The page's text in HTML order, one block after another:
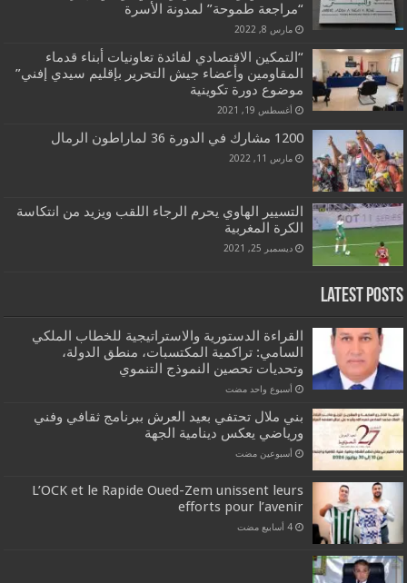
“مراجعة طموحة” لمدونة الأسرة
مارس 8, 2022
“التمكين الاقتصادي لفائدة تعاونيات أبناء قدماء
المقاومين وأعضاء جيش التحرير بإقليم سيدي إفني”
موضوع دورة تكوينية
أغسطس 19, 2021
1200 مشارك في الدورة 36 لماراطون الرمال
مارس 11, 2022
التسيير الهاوي يحرم الرجاء اللقب ويزيد من انتكاسة
الكرة المغربية
ديسمبر 25, 2021
Latest Posts
القراءة الدستورية والاستراتيجية للخطاب الملكي
السامي: تراكمية المكتسبات، منطق الدولة،
وتحديات تحصين النموذج التنموي
‏أسبوع واحد مضت
بني ملال تحتفي بعيد العرش ببرنامج ثقافي وفني
ورياضي يعكس دينامية الجهة
‏أسبوعين مضت
L’OCK et le Rapide Oued-Zem unissent leurs
efforts pour l’avenir
‏4 أسابيع مضت